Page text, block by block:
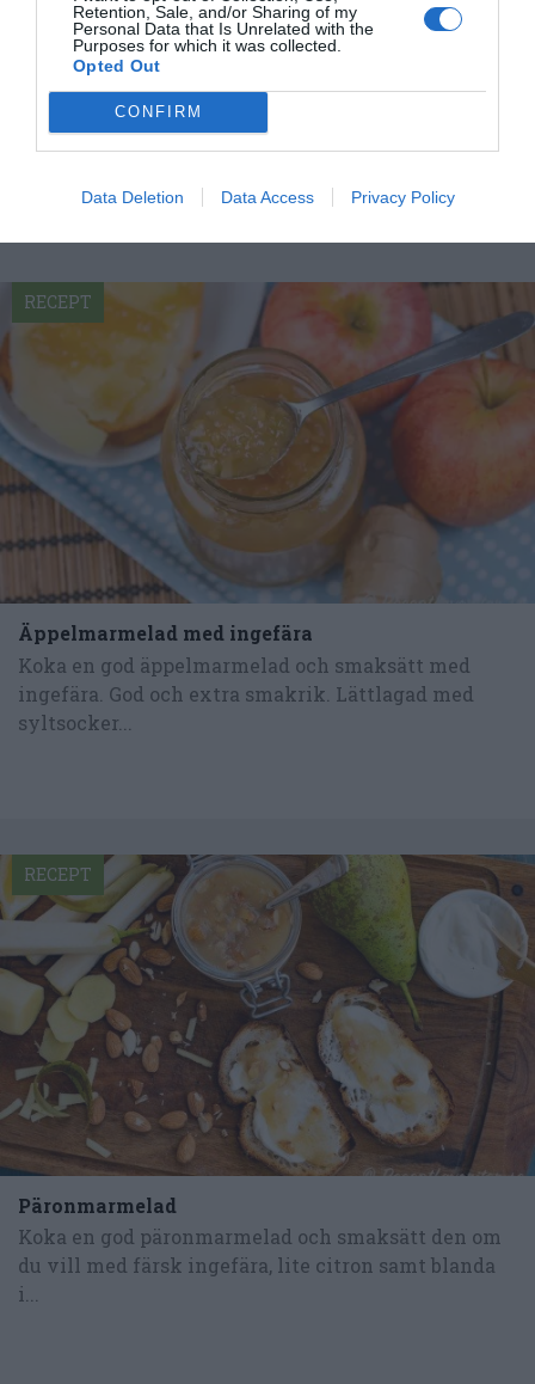
Retention, Sale, and/or Sharing of my
Personal Data that Is Unrelated with the
Purposes for which it was collected.
Opted Out
CONFIRM
Data Deletion Data Access Privacy Policy
smaker - noviser som hemmakockar. Alla recept
har jag provlagat, skrivit och fotat så att du ska
kunna laga dem med bästa resultat hemma. Läs mer
Äppelmarmelad med ingefära
Koka en god äppelmarmelad och smaksätt med
ingefära. God och extra smakrik. Lättlagad med
syltsocker...
RECEPT
Päronmarmelad
Koka en god päronmarmelad och smaksätt den om
du vill med färsk ingefära, lite citron samt blanda
i...
RECEPT